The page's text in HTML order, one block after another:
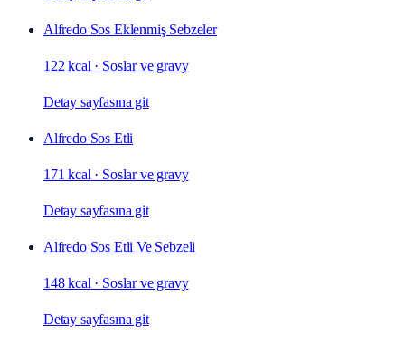
Alfredo Sos Eklenmiş Sebzeler
122 kcal · Soslar ve gravy
Detay sayfasına git
Alfredo Sos Etli
171 kcal · Soslar ve gravy
Detay sayfasına git
Alfredo Sos Etli Ve Sebzeli
148 kcal · Soslar ve gravy
Detay sayfasına git